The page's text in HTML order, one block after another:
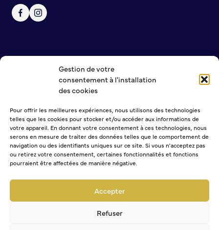
Gestion de votre
consentement à l'installation
des cookies
Pour offrir les meilleures expériences, nous utilisons des technologies
telles que les cookies pour stocker et/ou accéder aux informations de
votre appareil. En donnant votre consentement à ces technologies, nous
serons en mesure de traiter des données telles que le comportement de
navigation ou des identifiants uniques sur ce site. Si vous n'acceptez pas
ou retirez votre consentement, certaines fonctionnalités et fonctions
pourraient être affectées de manière négative.
Accepter
Refuser
NOUS CONTACTER
MENTIONS LÉGALES
POLITIQUE DE CONFIDENTIALITÉ
NEWSLETTER
Abonnement Agenda
Attribution de subventions
Annuaire des associations
Sport Loisirs
Annuaire des équipements de sport et de loisirs
Annuaire des clubs sportifs
Mise à jour de l’annuaire des clubs sportifs
Caudebec Rando
Champions de demain
International
PARTICIPER – IMAGINER DEMAIN